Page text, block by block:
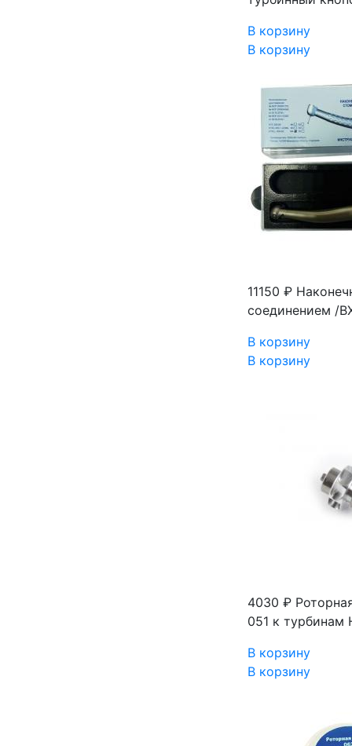
В корзину
В корзину
11150 ₽
соединением /
В корзину
В корзину
4030 ₽
051 к
В корзину
В корзину